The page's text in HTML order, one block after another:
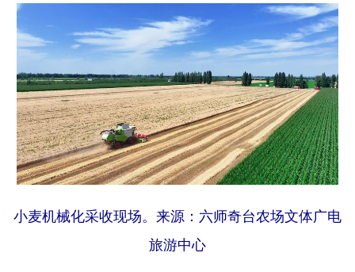
小麦机械化采收现场。来源：六师奇台农场文体广电
旅游中心